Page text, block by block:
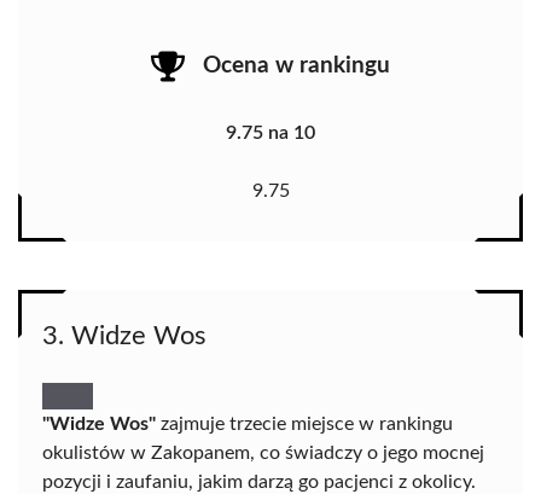
Ocena w rankingu
9.75 na 10
9.75
3. Widze Wos
"Widze Wos" zajmuje trzecie miejsce w rankingu
okulistów w Zakopanem, co świadczy o jego mocnej
pozycji i zaufaniu, jakim darzą go pacjenci z okolicy.